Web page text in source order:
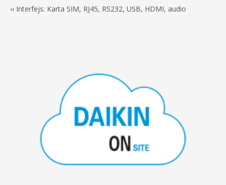
›› Interfejs: Karta SIM, RJ45, RS232, USB, HDMI, audio